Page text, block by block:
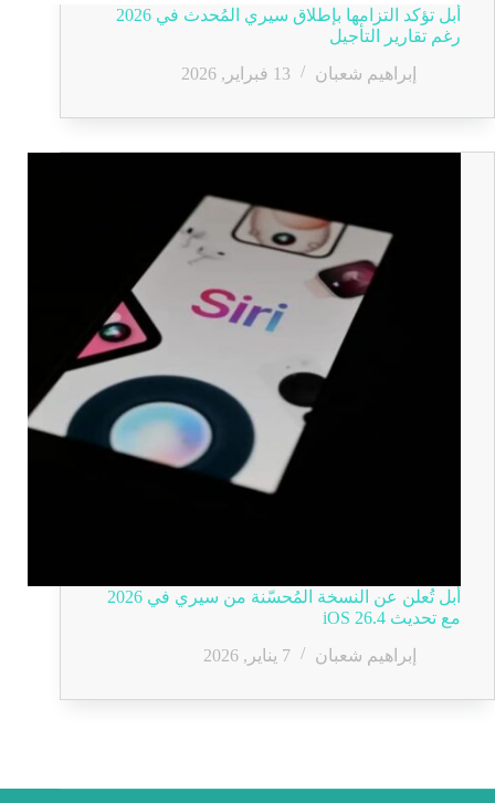
أبل تؤكد التزامها بإطلاق سيري المُحدث في 2026
رغم تقارير التأجيل
إبراهيم شعبان
13 فبراير, 2026
أبل تُعلن عن النسخة المُحسّنة من سيري في 2026
مع تحديث iOS 26.4
إبراهيم شعبان
7 يناير, 2026